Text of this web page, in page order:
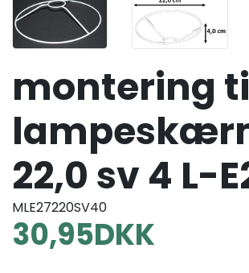
montering
22,0 sv 4 L-
MLE27220SV40
30,95DKK